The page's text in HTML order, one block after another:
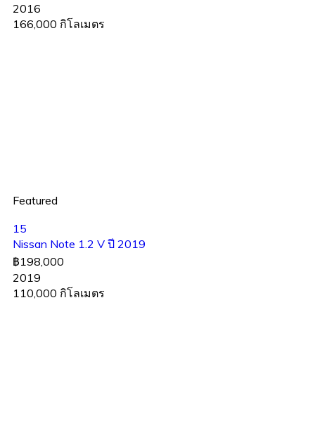
2016
166,000 กิโลเมตร
Featured
15
Nissan Note 1.2 V ปี 2019
฿198,000
2019
110,000 กิโลเมตร